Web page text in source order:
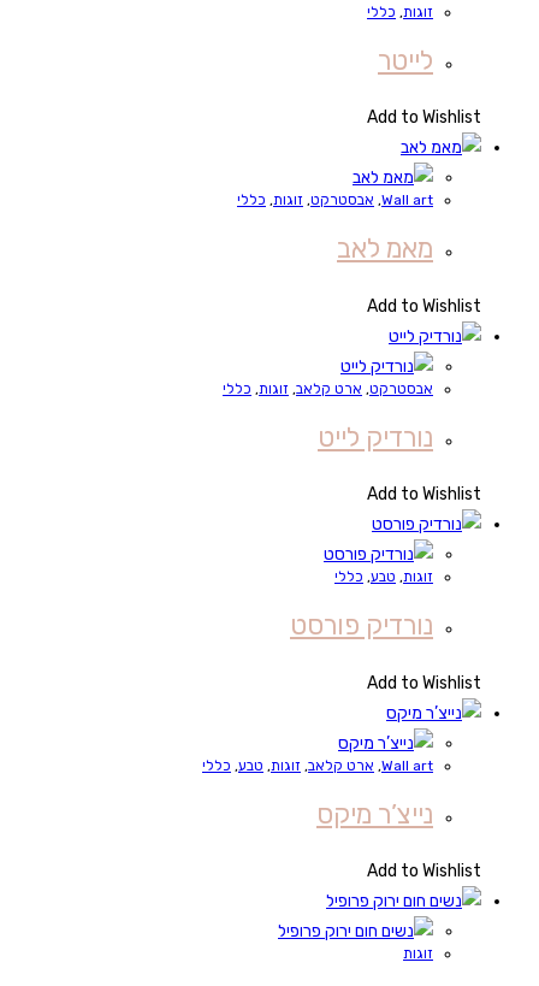
זוגות, כללי
לייטר
Add to Wishlist
Wall art
, אבסטרקט, זוגות, כללי
מאמ לאב
Add to Wishlist
אבסטרקט, ארט קלאב, זוגות, כללי
נורדיק לייט
Add to Wishlist
זוגות, טבע, כללי
נורדיק פורסט
Add to Wishlist
Wall art
, ארט קלאב, זוגות, טבע, כללי
נייצ’ר מיקס
Add to Wishlist
זוגות